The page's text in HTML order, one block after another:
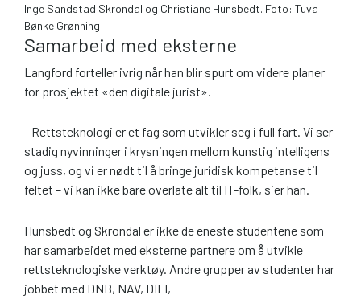
Inge Sandstad Skrondal og Christiane Hunsbedt. Foto: Tuva
Bønke Grønning
Samarbeid med eksterne
Langford forteller ivrig når han blir spurt om videre planer
for prosjektet «den digitale jurist».
- Rettsteknologi er et fag som utvikler seg i full fart. Vi ser
stadig nyvinninger i krysningen mellom kunstig intelligens
og juss, og vi er nødt til å bringe juridisk kompetanse til
feltet – vi kan ikke bare overlate alt til IT-folk, sier han.
Hunsbedt og Skrondal er ikke de eneste studentene som
har samarbeidet med eksterne partnere om å utvikle
rettsteknologiske verktøy. Andre grupper av studenter har
jobbet med DNB, NAV, DIFI,